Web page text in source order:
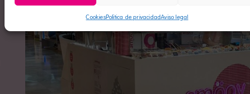
CookiesPolítica de privacidadAviso legal